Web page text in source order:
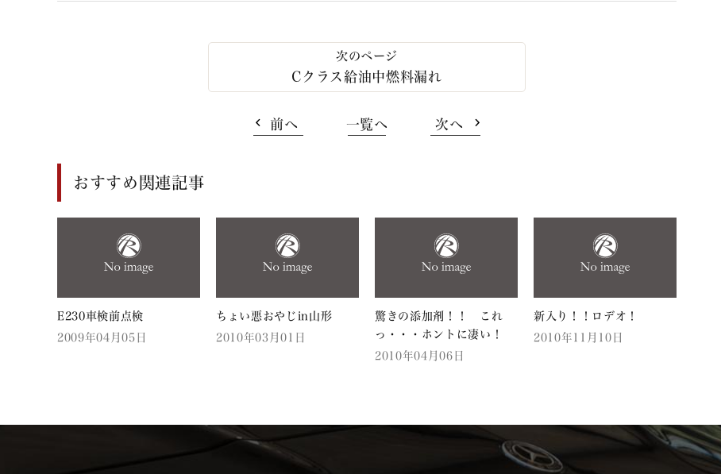
Cクラス給油中燃料漏れ
前へ 一覧へ 次へ
おすすめ関連記事
E230車検前点検
2009年04月05日
ちょい悪おやじin山形
2010年03月01日
驚きの添加剤！！ これ
っ・・・ホントに凄い！
2010年04月06日
新入り！！ロデオ！
2010年11月10日